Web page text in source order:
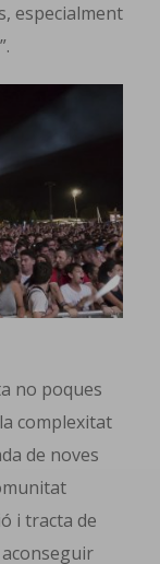
especialment
no poques
complexitat
de noves
i tracta de